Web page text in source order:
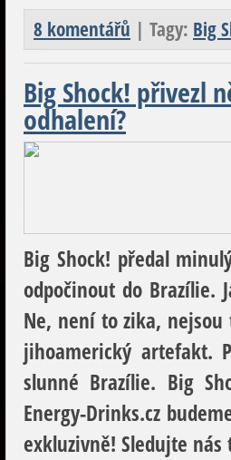
8 komentářů | Tagy: Big
Big Shock! přivezl
odhalení?
Big Shock! předal
odpočinout do Brazílie.
Ne, není to zika,
jihoamerický artefakt.
slunné Brazílie. Big
Energy-Drinks.cz
exkluzivně! Sledujte